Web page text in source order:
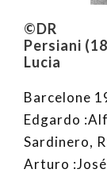
Persiani
Lucia
Barcelone
Edgardo
Sardinero,
Arturo